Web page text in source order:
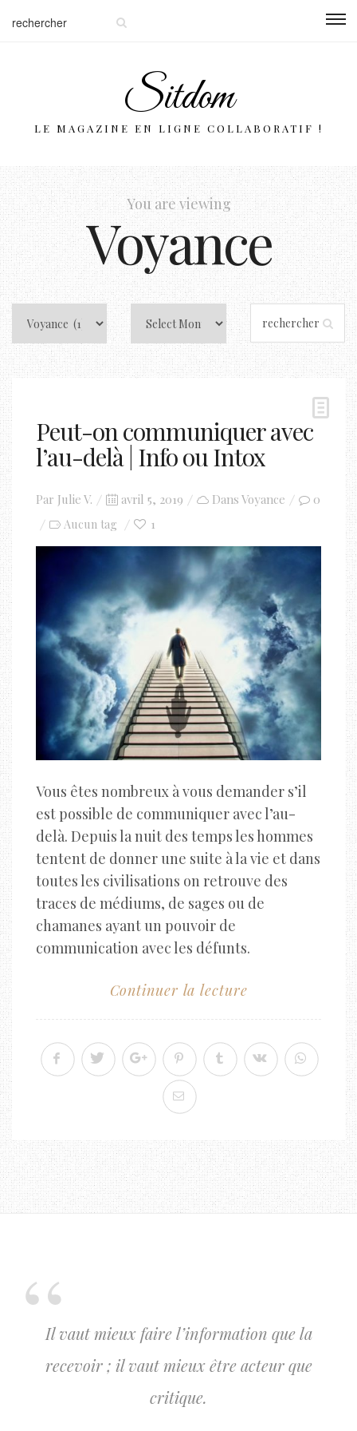
Sitdom
LE MAGAZINE EN LIGNE COLLABORATIF !
You are viewing
Voyance
Peut-on communiquer avec
l’au-delà | Info ou Intox
Par Julie V.
Posted
on
avril 5, 2019 Dans Voyance 0
Aucun tag 1
Vous êtes nombreux à vous demander s’il
est possible de communiquer avec l’au-
delà. Depuis la nuit des temps les hommes
tentent de donner une suite à la vie et dans
toutes les civilisations on retrouve des
traces de médiums, de sages ou de
chamanes ayant un pouvoir de
communication avec les défunts.
Continuer la lecture
Il vaut mieux faire l’information que la
recevoir ; il vaut mieux être acteur que
critique.